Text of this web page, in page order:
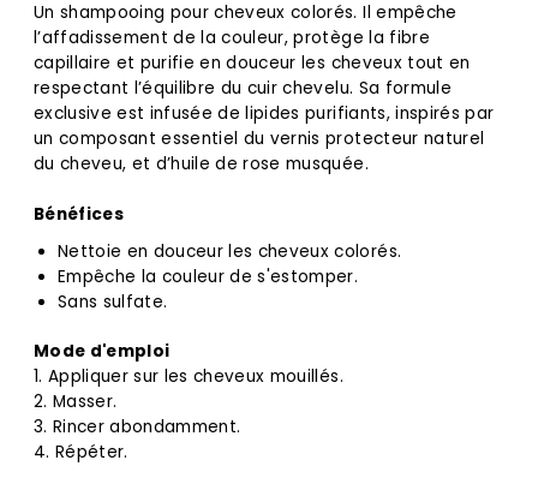
Un shampooing pour cheveux colorés. Il empêche
l’affadissement de la couleur, protège la fibre
capillaire et purifie en douceur les cheveux tout en
respectant l’équilibre du cuir chevelu. Sa formule
exclusive est infusée de lipides purifiants, inspirés par
un composant essentiel du vernis protecteur naturel
du cheveu, et d’huile de rose musquée.
Bénéfices
Nettoie en douceur les cheveux colorés.
Empêche la couleur de s'estomper.
Sans sulfate.
Mode d'emploi
1. Appliquer sur les cheveux mouillés.
2. Masser.
3. Rincer abondamment.
4. Répéter.